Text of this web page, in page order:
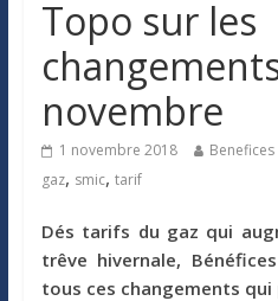
Topo sur les
novembre
1 novembre 2018 Benefices
gaz, smic, tarif
Dés tarifs du gaz qui
trêve hivernale,
tous ces changements